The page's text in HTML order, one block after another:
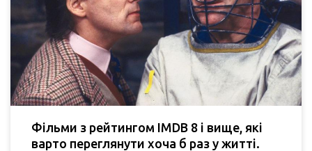
Фільми з рейтингом IMDB 8 і вище, які
варто переглянути хоча б раз у житті.